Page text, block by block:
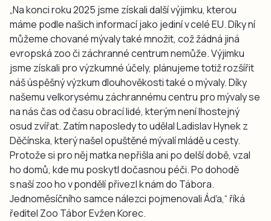
„Na konci roku 2025 jsme získali další výjimku, kterou
máme podle našich informací jako jediní v celé EU. Díky ní
můžeme chované mývaly také množit, což žádná jiná
evropská zoo či záchranné centrum nemůže. Výjimku
jsme získali pro výzkumné účely, plánujeme totiž rozšířit
náš úspěšný výzkum dlouhověkosti také o mývaly. Díky
našemu velkorysému záchrannému centru pro mývaly se
na nás čas od času obrací lidé, kterým není lhostejný
osud zvířat. Zatím naposledy to udělal Ladislav Hynek z
Děčínska, který našel opuštěné mývalí mládě u cesty.
Protože si pro něj matka nepřišla ani po delší době, vzal
ho domů, kde mu poskytl dočasnou péči. Po dohodě
s naší zoo ho v pondělí přivezl k nám do Tábora.
Jednoměsíčního samce nálezci pojmenovali Áďa,“ říká
ředitel Zoo Tábor Evžen Korec.